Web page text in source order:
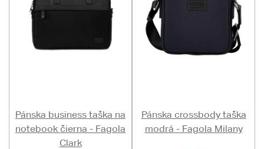
Pánska business taška na
notebook čierna - Fagola
Clark
Pánska crossbody taška
modrá - Fagola Milany